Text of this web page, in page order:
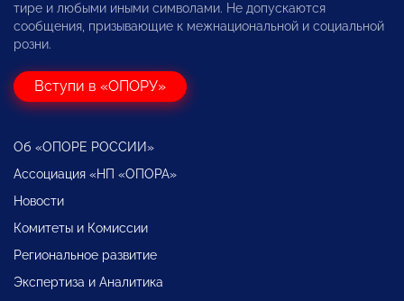
тире и любыми иными символами. Не допускаются
сообщения, призывающие к межнациональной и социальной
розни.
Вступи в «ОПОРУ»
Об «ОПОРЕ РОССИИ»
Ассоциация «НП «ОПОРА»
Новости
Комитеты и Комиссии
Региональное развитие
Экспертиза и Аналитика